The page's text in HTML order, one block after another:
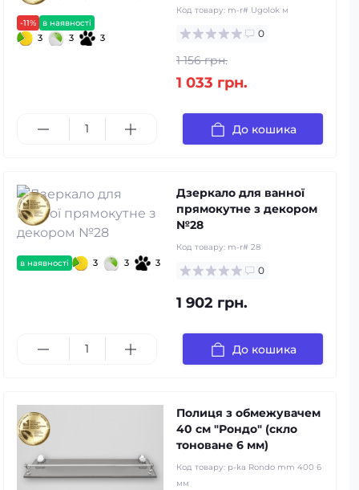
-11% в наявності
3 3 3
Код товару: m-r# Ugolok м
0
1 156 грн.
1 033 грн.
До кошика
в наявності 3 3 3
Дзеркало для ванної
прямокутне з декором
№28
Код товару: m-r# 28
0
1 902 грн.
До кошика
Полиця з обмежувачем
40 см "Рондо" (скло
тоноване 6 мм)
Код товару: p-ka Rondo mm 400 6
мм